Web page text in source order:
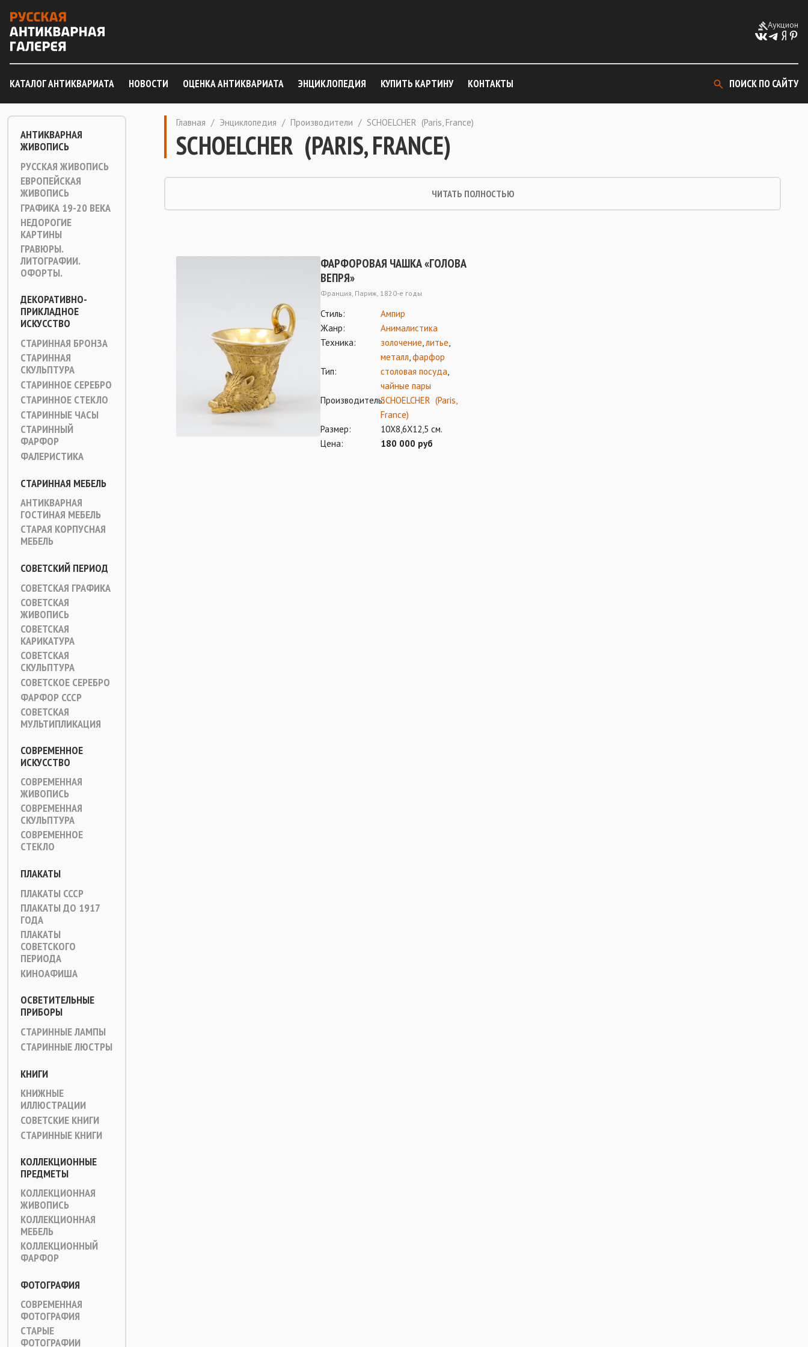
Аукцион
КАТАЛОГ АНТИКВАРИАТА НОВОСТИ ОЦЕНКА АНТИКВАРИАТА ЭНЦИКЛОПЕДИЯ КУПИТЬ КАРТИНУ КОНТАКТЫ ПОИСК ПО САЙТУ
АНТИКВАРНАЯ
ЖИВОПИСЬ
РУССКАЯ ЖИВОПИСЬ
ЕВРОПЕЙСКАЯ
ЖИВОПИСЬ
ГРАФИКА 19-20 ВЕКА
НЕДОРОГИЕ
КАРТИНЫ
ГРАВЮРЫ.
ЛИТОГРАФИИ.
ОФОРТЫ.
ДЕКОРАТИВНО-
ПРИКЛАДНОЕ
ИСКУССТВО
СТАРИННАЯ БРОНЗА
СТАРИННАЯ
СКУЛЬПТУРА
СТАРИННОЕ СЕРЕБРО
СТАРИННОЕ СТЕКЛО
СТАРИННЫЕ ЧАСЫ
СТАРИННЫЙ
ФАРФОР
ФАЛЕРИСТИКА
СТАРИННАЯ МЕБЕЛЬ
АНТИКВАРНАЯ
ГОСТИНАЯ МЕБЕЛЬ
СТАРАЯ КОРПУСНАЯ
МЕБЕЛЬ
СОВЕТСКИЙ ПЕРИОД
СОВЕТСКАЯ ГРАФИКА
СОВЕТСКАЯ
ЖИВОПИСЬ
СОВЕТСКАЯ
КАРИКАТУРА
СОВЕТСКАЯ
СКУЛЬПТУРА
СОВЕТСКОЕ СЕРЕБРО
ФАРФОР СССР
СОВЕТСКАЯ
МУЛЬТИПЛИКАЦИЯ
СОВРЕМЕННОЕ
ИСКУССТВО
СОВРЕМЕННАЯ
ЖИВОПИСЬ
СОВРЕМЕННАЯ
СКУЛЬПТУРА
СОВРЕМЕННОЕ
СТЕКЛО
ПЛАКАТЫ
ПЛАКАТЫ СССР
ПЛАКАТЫ ДО 1917
ГОДА
ПЛАКАТЫ
СОВЕТСКОГО
ПЕРИОДА
КИНОАФИША
ОСВЕТИТЕЛЬНЫЕ
ПРИБОРЫ
СТАРИННЫЕ ЛАМПЫ
СТАРИННЫЕ ЛЮСТРЫ
КНИГИ
КНИЖНЫЕ
ИЛЛЮСТРАЦИИ
СОВЕТСКИЕ КНИГИ
СТАРИННЫЕ КНИГИ
КОЛЛЕКЦИОННЫЕ
ПРЕДМЕТЫ
КОЛЛЕКЦИОННАЯ
ЖИВОПИСЬ
КОЛЛЕКЦИОННАЯ
МЕБЕЛЬ
КОЛЛЕКЦИОННЫЙ
ФАРФОР
ФОТОГРАФИЯ
СОВРЕМЕННАЯ
ФОТОГРАФИЯ
СТАРЫЕ
ФОТОГРАФИИ
Главная / Энциклопедия / Производители / SCHOELCHER (Paris, France)
SCHOELCHER (PARIS, FRANCE)
ЧИТАТЬ ПОЛНОСТЬЮ
ФАРФОРОВАЯ ЧАШКА «ГОЛОВА
ВЕПРЯ»
Франция, Париж, 1820-е годы
Стиль:
Ампир
Жанр:
Анималистика
Техника:
золочение,литье,
металл,фарфор
Тип:
столовая посуда,
чайные пары
Производитель:SCHOELCHER (Paris,
France)
Размер:
10Х8,6Х12,5 см.
Цена:
180 000 руб